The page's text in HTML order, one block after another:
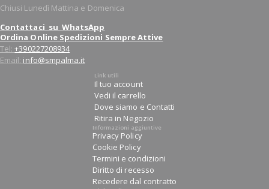
Chiusi Lunedì Mattina e Domenica
Contattaci su WhatsApp
Ordina Online Spedizioni Sempre Attive
Tel:+390227208934
Email: info@smpalma.it
Link utili
Il tuo account
Vedi il carrello
Dove siamo e Contatti
Ritira in Negozio
Informazioni aggiuntive
Privacy Policy
Cookie Policy
Termini e condizioni
Diritto di recesso
Recedere dal contratto